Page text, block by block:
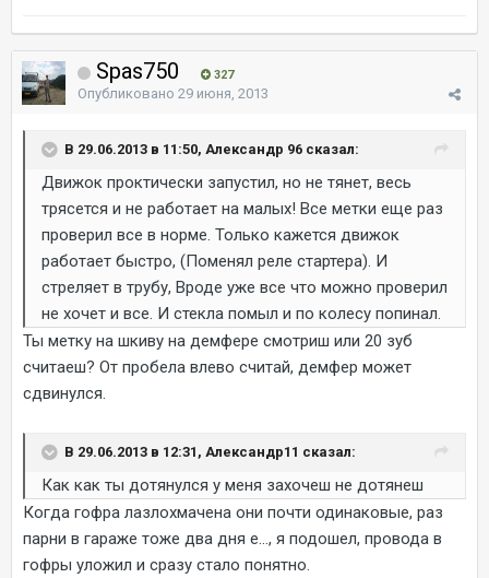
Spas750 327
Опубликовано 29 июня, 2013
В 29.06.2013 в 11:50, Александр 96 сказал:
Движок проктически запустил, но не тянет, весь
трясется и не работает на малых! Все метки еще раз
проверил все в норме. Только кажется движок
работает быстро, (Поменял реле стартера). И
стреляет в трубу, Вроде уже все что можно проверил
не хочет и все. И стекла помыл и по колесу попинал.
Ты метку на шкиву на демфере смотриш или 20 зуб
считаеш? От пробела влево считай, демфер может
сдвинулся.
В 29.06.2013 в 12:31, Александр11 сказал:
Как как ты дотянулся у меня захочеш не дотянеш
Когда гофра лазлохмачена они почти одинаковые, раз
парни в гараже тоже два дня е..., я подошел, провода в
гофры уложил и сразу стало понятно.